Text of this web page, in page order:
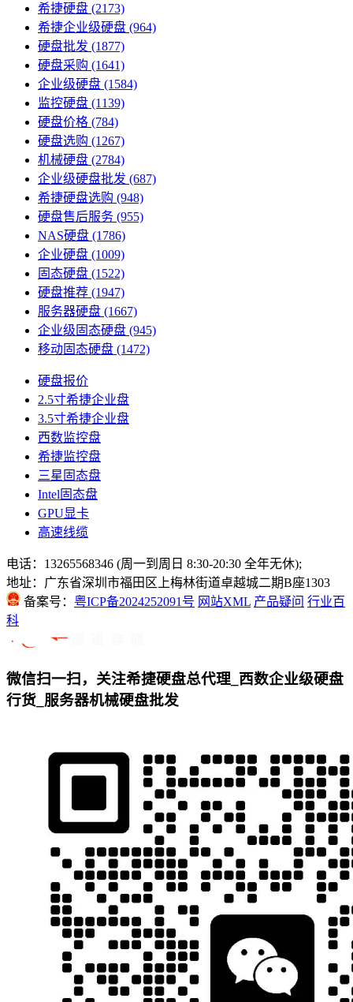
希捷硬盘 (2173)
希捷企业级硬盘 (964)
硬盘批发 (1877)
硬盘采购 (1641)
企业级硬盘 (1584)
监控硬盘 (1139)
硬盘价格 (784)
硬盘选购 (1267)
机械硬盘 (2784)
企业级硬盘批发 (687)
希捷硬盘选购 (948)
硬盘售后服务 (955)
NAS硬盘 (1786)
企业硬盘 (1009)
固态硬盘 (1522)
硬盘推荐 (1947)
服务器硬盘 (1667)
企业级固态硬盘 (945)
移动固态硬盘 (1472)
硬盘报价
2.5寸希捷企业盘
3.5寸希捷企业盘
西数监控盘
希捷监控盘
三星固态盘
Intel固态盘
GPU显卡
高速线缆
电话：13265568346 (周一到周日 8:30-20:30 全年无休);
地址：广东省深圳市福田区上梅林街道卓越城二期B座1303
备案号： 粤ICP备2024252091号 网站XML 产品疑问 行业百
科
微信扫一扫，关注希捷硬盘总代理_西数企业级硬盘
行货_服务器机械硬盘批发